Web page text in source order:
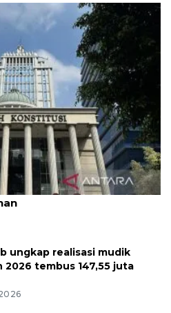
Agama perihal isbat
ungkap realisasi mudik
2026 tembus 147,55 juta